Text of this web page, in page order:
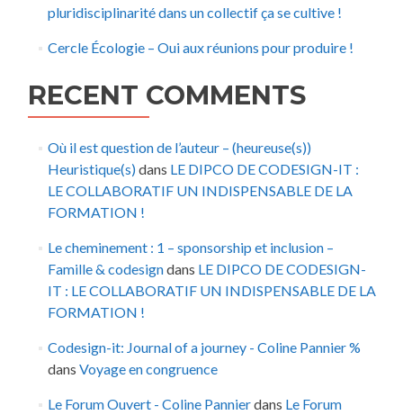
pluridisciplinarité dans un collectif ça se cultive !
Cercle Écologie – Oui aux réunions pour produire !
RECENT COMMENTS
Où il est question de l’auteur – (heureuse(s))
Heuristique(s)dans LE DIPCO DE CODESIGN-IT :
LE COLLABORATIF UN INDISPENSABLE DE LA
FORMATION !
Le cheminement : 1 – sponsorship et inclusion –
Famille & codesigndans LE DIPCO DE CODESIGN-
IT : LE COLLABORATIF UN INDISPENSABLE DE LA
FORMATION !
Codesign-it: Journal of a journey - Coline Pannier %
dans Voyage en congruence
Le Forum Ouvert - Coline Pannierdans Le Forum